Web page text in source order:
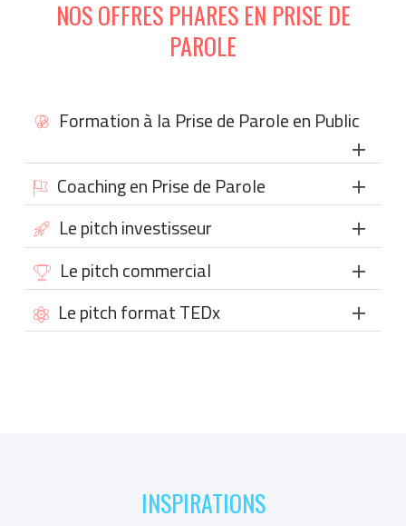
NOS OFFRES PHARES EN PRISE DE
PAROLE
Formation à la Prise de Parole en Public
Coaching en Prise de Parole
Le pitch investisseur
Le pitch commercial
Le pitch format TEDx
INSPIRATIONS